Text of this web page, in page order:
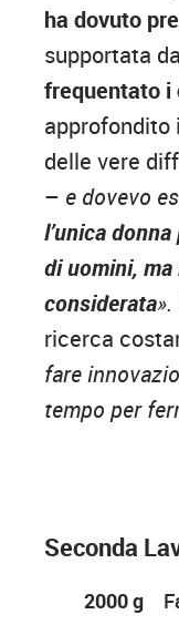
ha dovuto
supportata
frequentato i
delle vere
– e dovevo
l’unica
di uomini,
considerata».
ricerca
fare
tempo per
Seconda
2000 g